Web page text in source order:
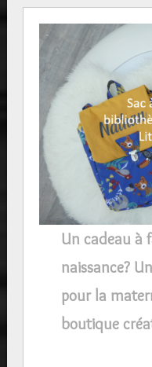
Un cadeau à
naissance?
pour la
boutique